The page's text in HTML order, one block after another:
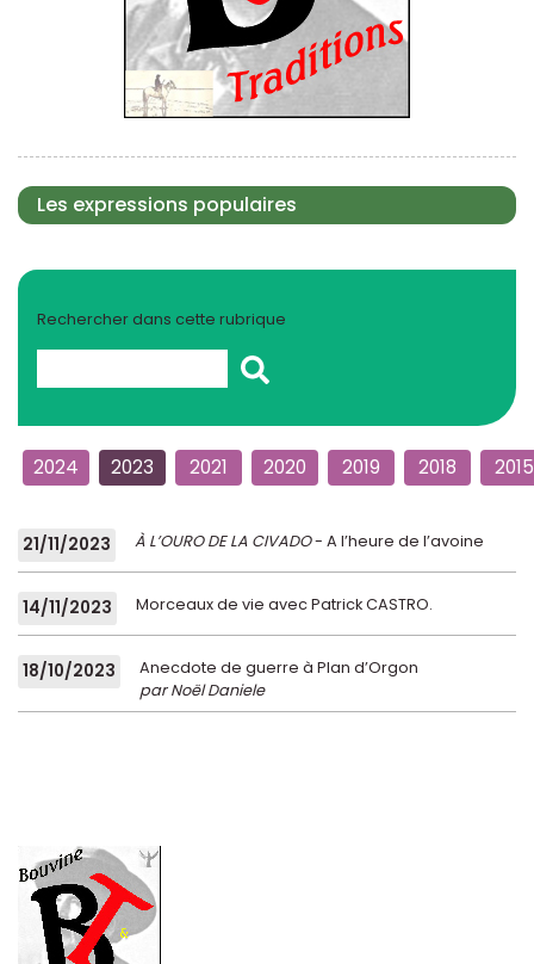
Les expressions populaires
Rechercher dans cette rubrique
2024 2023 2021 2020 2019 2018 2015
21/11/2023 À L’OURO DE LA CIVADO- A l’heure de l’avoine
14/11/2023 Morceaux de vie avec Patrick CASTRO.
18/10/2023
Anecdote de guerre à Plan d’Orgon
par Noël Daniele